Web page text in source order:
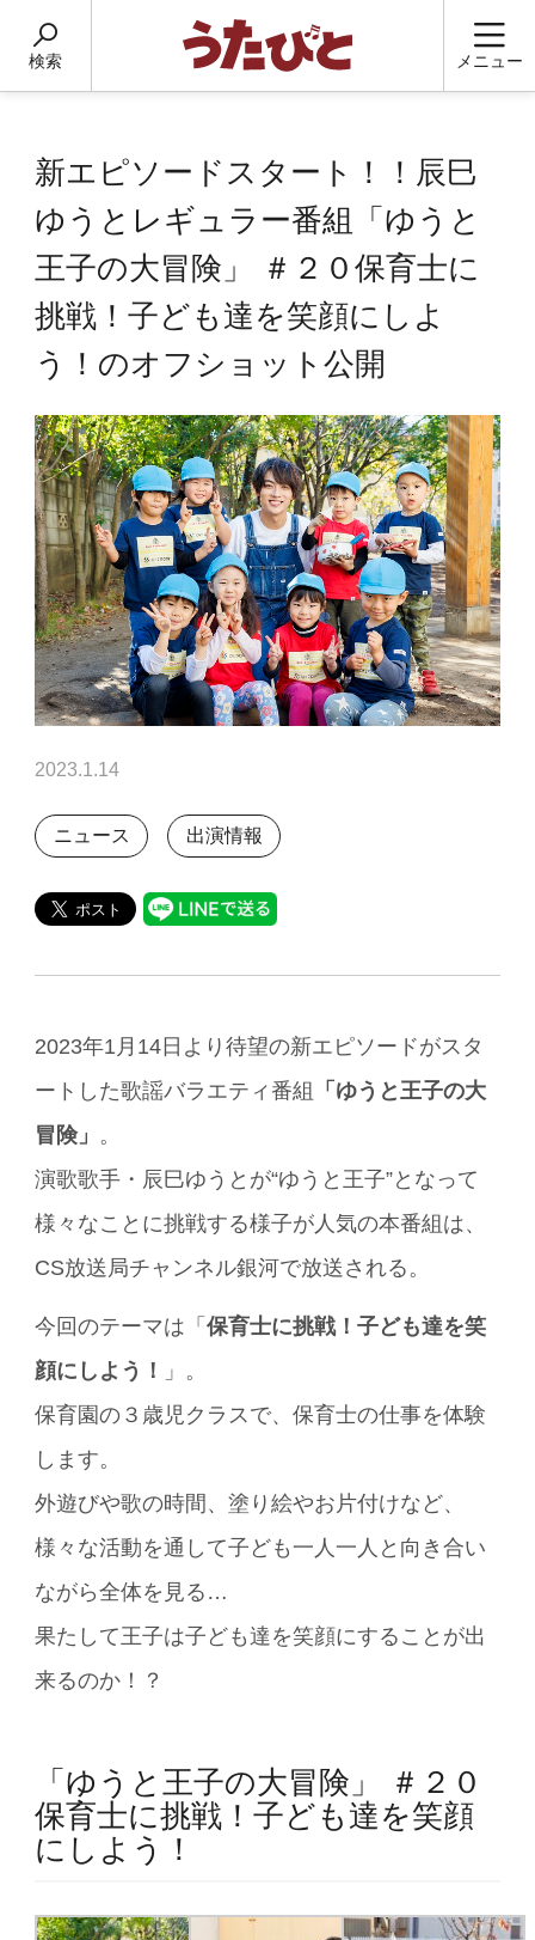
検索 メニュー
新エピソードスタート！！辰巳
ゆうとレギュラー番組「ゆうと
王子の大冒険」 ＃２０保育士に
挑戦！子ども達を笑顔にしよ
う！のオフショット公開
2023.1.14
ニュース 出演情報
2023年1月14日より待望の新エピソードがスタ
ートした歌謡バラエティ番組 「ゆうと王子の大
冒険」 。
演歌歌手・辰巳ゆうとが“ゆうと王子”となって
様々なことに挑戦する様子が人気の本番組は、
CS放送局チャンネル銀河で放送される。
今回のテーマは「保育士に挑戦！子ども達を笑
顔にしよう！
」。
保育園の３歳児クラスで、保育士の仕事を体験
します。
外遊びや歌の時間、塗り絵やお片付けなど、
様々な活動を通して子ども一人一人と向き合い
ながら全体を見る…
果たして王子は子ども達を笑顔にすることが出
来るのか！？
「ゆうと王子の大冒険」 ＃２０
保育士に挑戦！子ども達を笑顔
にしよう！